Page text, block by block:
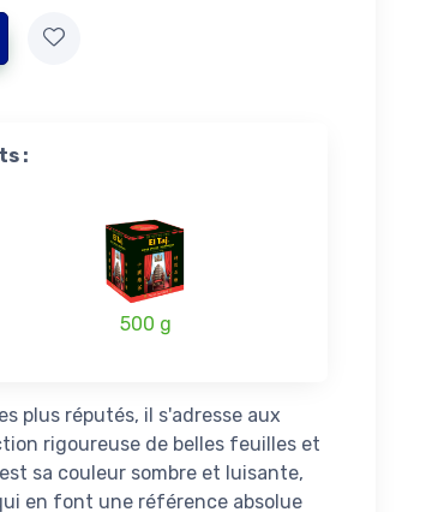
:
500 g
plus réputés, il s'adresse aux
rigoureuse de belles feuilles et
sa couleur sombre et luisante,
en font une référence absolue